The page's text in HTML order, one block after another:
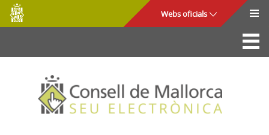
Salta al contingut principal
Consell
de
Mallorca
Webs oficials
La Seu
Consell de Mallorca
Accés i seguretat